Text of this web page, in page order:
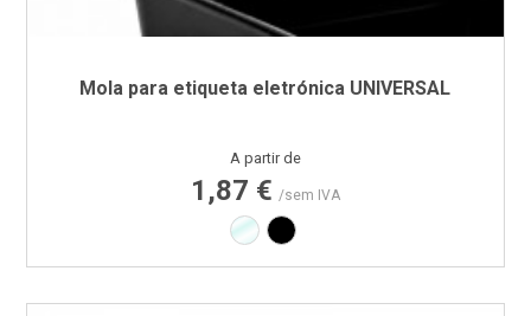
Mola para etiqueta eletrónica UNIVERSAL
Preço
A partir de
1,87 € /sem IVA
Transparente
Preto